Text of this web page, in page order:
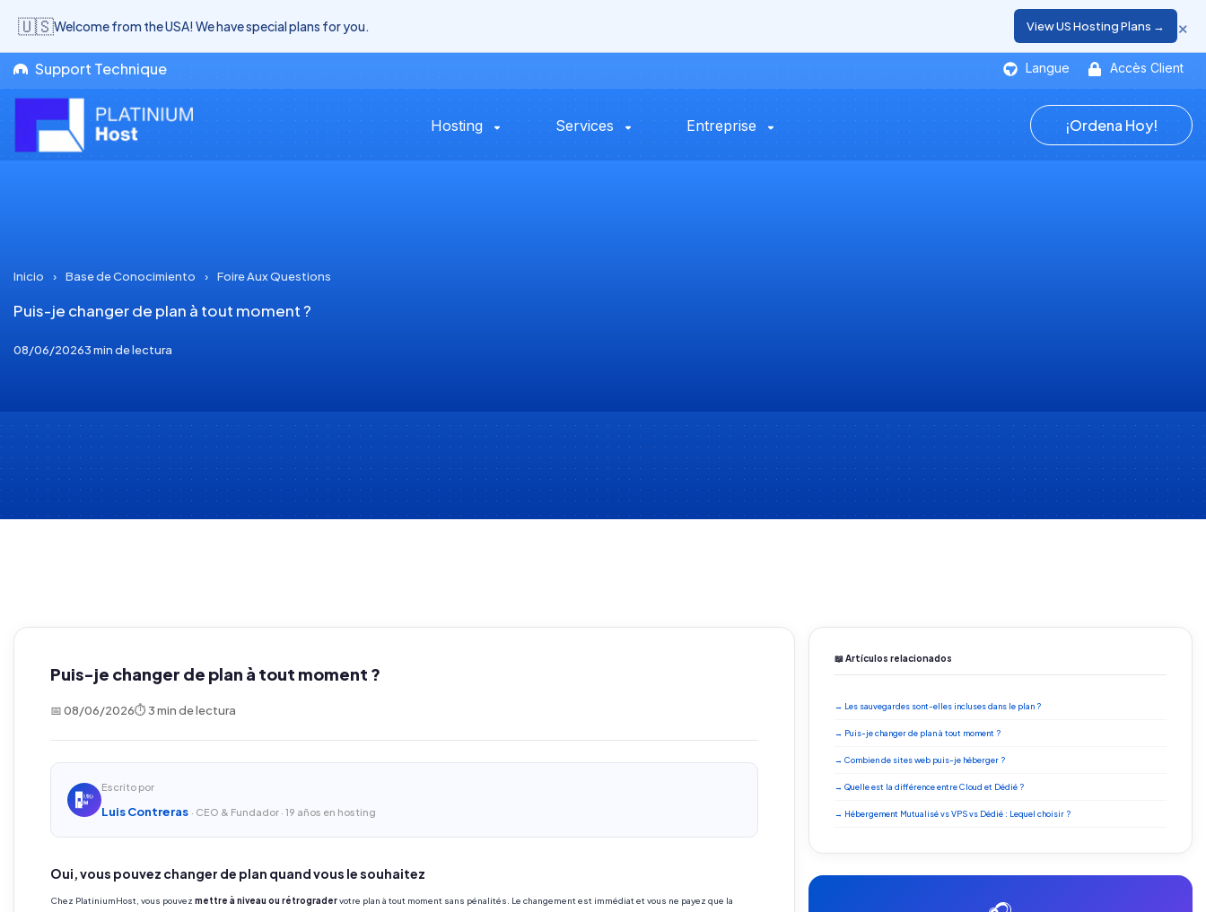
Support Technique Langue Accès Client
Hosting Services Entreprise ¡Ordena Hoy!
🇺🇸Welcome from the USA! We have special plans for you. View US Hosting Plans → ×
Inicio › Base de Conocimiento › Foire Aux Questions
Puis-je changer de plan à tout moment ?
08/06/20263 min de lectura
Puis-je changer de plan à tout moment ?
📅 08/06/2026⏱ 3 min de lectura
Escrito por
Luis Contreras · CEO & Fundador · 19 años en hosting
Oui, vous pouvez changer de plan quand vous le souhaitez
Chez PlatiniumHost, vous pouvez mettre à niveau ou rétrogradervotre plan à tout moment sans pénalités. Le changement est immédiat et vous ne payez que la
📖 Artículos relacionados
→ Les sauvegardes sont-elles incluses dans le plan ?
→ Puis-je changer de plan à tout moment ?
→ Combien de sites web puis-je héberger ?
→ Quelle est la différence entre Cloud et Dédié ?
→ Hébergement Mutualisé vs VPS vs Dédié : Lequel choisir ?